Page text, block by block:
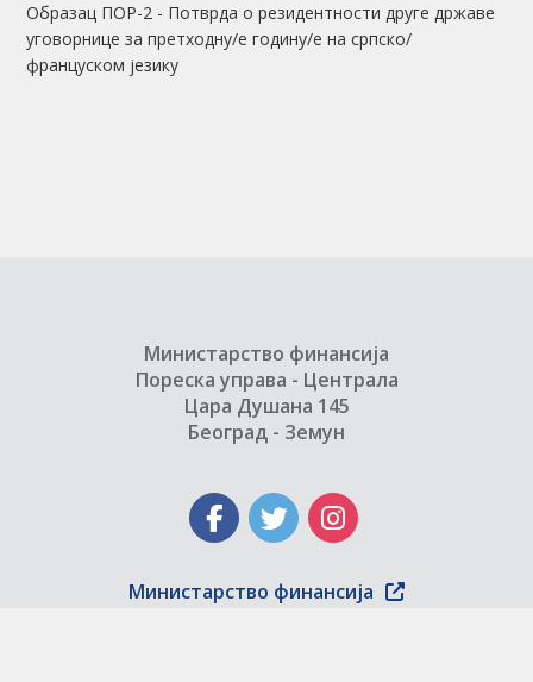
Образац ПОР-2 - Потврда о резидентности друге државе
уговорнице за претходну/е годину/е на српско/
француском језику
Министарство финансија
Пореска управа - Централа
Цара Душана 145
Београд - Земун
Министарство финансија